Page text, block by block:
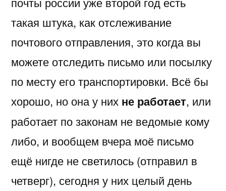
такая штука, как отслеживание
почтового отправления, это когда вы
можете отследить письмо или посылку
по месту его транспортировки. Всё бы
хорошо, но она у них не работает, или
работает по законам не ведомые кому
либо, и вообщем вчера моё письмо
ещё нигде не светилось (отправил в
четверг), сегодня у них целый день